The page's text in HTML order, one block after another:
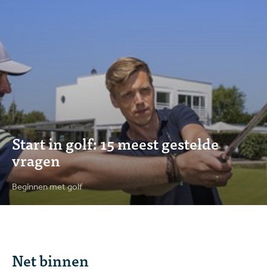
Start in golf: 15 meest gestelde
vragen
Beginnen met golf
Net binnen